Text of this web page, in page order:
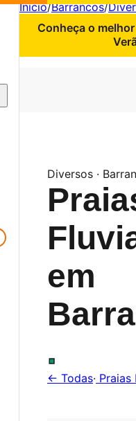
Início/Barrancos/
Conheça o
Diversos ·
em
.
← Todas· Praias